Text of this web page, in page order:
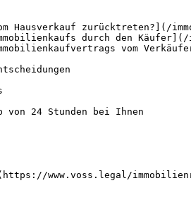
Hausverkauf zurücktreten?](/
durch den
vom
von 24 Stunden bei Ihnen